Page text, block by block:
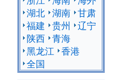
湖北 湖南 甘肃
福建 贵州
辽宁
陕西 青海
黑龙江 香港
全国